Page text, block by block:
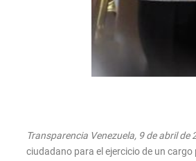
Transparencia Venezuela, 9 de abril de
ciudadano para el ejercicio de un